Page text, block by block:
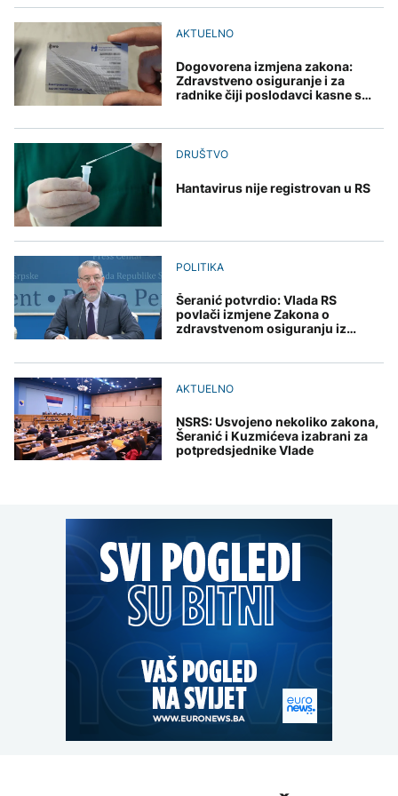
Raspotočje, traže
AKTUELNO
Osamnaest zeničkih
rudara i dalje u jami
Raspotočje, traže
AKTUELNO
Dunav se povukao i
skrivene tajne: Od
mamuta do ratnih
brodova
presušuju
FOKUS
mjere protiv SAD uoči
Washingtonu
na Mjesec
TEHNOLOGIJA
otpada izdvaja zlato
melanoma: Prvi pacijent
AKTUELNO
Dogovorena izmjena zakona:
Zdravstveno osiguranje i za
radnike čiji poslodavci kasne s
DRUŠTVO
Hantavirus nije registrovan u RS
POLITIKA
Šeranić potvrdio: Vlada RS
povlači izmjene Zakona o
zdravstvenom osiguranju iz
AKTUELNO
NSRS: Usvojeno nekoliko zakona,
Šeranić i Kuzmićeva izabrani za
potpredsjednike Vlade